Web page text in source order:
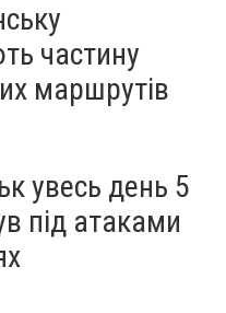
частину
маршрутів
увесь день 5
під атаками